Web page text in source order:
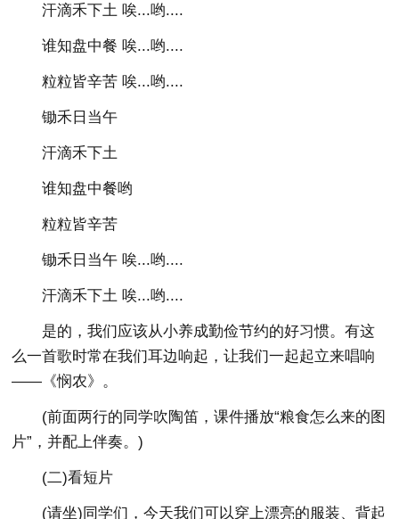
汗滴禾下土 唉...哟....
谁知盘中餐 唉...哟....
粒粒皆辛苦 唉...哟....
锄禾日当午
汗滴禾下土
谁知盘中餐哟
粒粒皆辛苦
锄禾日当午 唉...哟....
汗滴禾下土 唉...哟....
是的，我们应该从小养成勤俭节约的好习惯。有这
么一首歌时常在我们耳边响起，让我们一起起立来唱响
——《悯农》。
(前面两行的同学吹陶笛，课件播放“粮食怎么来的图
片”，并配上伴奏。)
(二)看短片
(请坐)同学们，今天我们可以穿上漂亮的服装、背起